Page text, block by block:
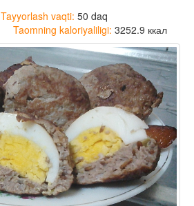
Tayyorlash vaqti: 50 daq
Taomning kaloriyaliligi: 3252.9 ккал